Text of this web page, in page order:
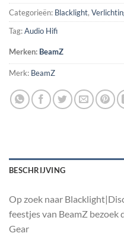
Categorieën: Blacklight,
Tag:Audio Hifi
Merken: BeamZ
Merk: BeamZ
BESCHRIJVING
Op zoek naar
feestjes van BeamZ bezoek
Gear